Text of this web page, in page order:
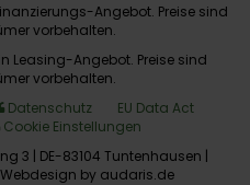
Angebot. Preise sind
vorbehalten.
Leasing-Angebot. Preise sind
vorbehalten.
Datenschutz
EU Data Act
Cookie Einstellungen
3 | DE-83104 Tuntenhausen |
Webdesign by audaris.de